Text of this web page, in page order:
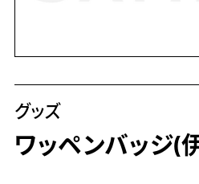
グッズ
ワッペンバッジ(